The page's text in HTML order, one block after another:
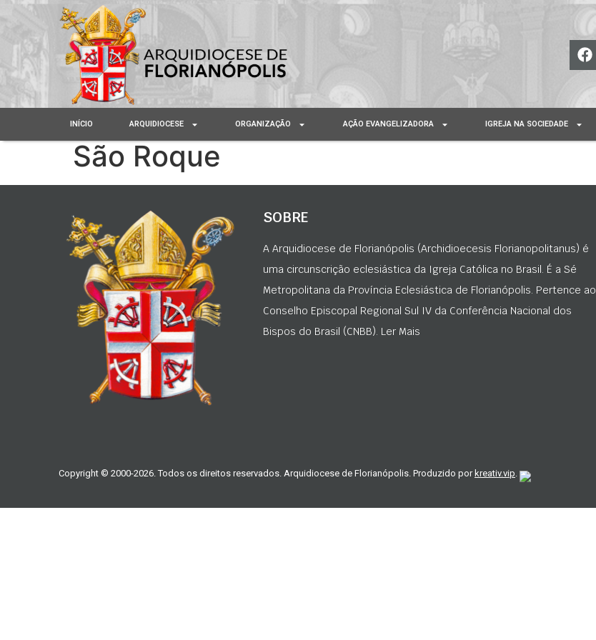
INÍCIO ARQUIDIOCESE ORGANIZAÇÃO AÇÃO EVANGELIZADORA IGREJA NA SOCIEDADE
São Roque
SOBRE
A Arquidiocese de Florianópolis (Archidioecesis Florianopolitanus) é
uma circunscrição eclesiástica da Igreja Católica no Brasil. É a Sé
Metropolitana da Província Eclesiástica de Florianópolis. Pertence ao
Conselho Episcopal Regional Sul IV da Conferência Nacional dos
Bispos do Brasil (CNBB). Ler Mais
Copyright © 2000-2026. Todos os direitos reservados. Arquidiocese de Florianópolis. Produzido por kreativ.vip.